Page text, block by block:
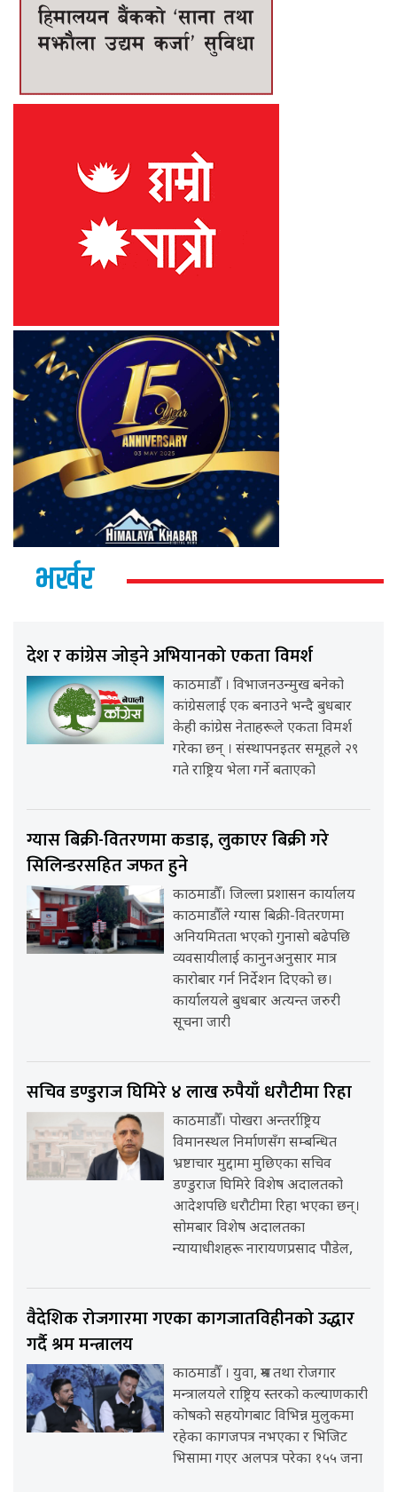
भर्खर
देश र कांग्रेस जोड्ने अभियानको एकता विमर्श
काठमाडौँ । विभाजनउन्मुख बनेको
कांग्रेसलाई एक बनाउने भन्दै बुधबार
केही कांग्रेस नेताहरूले एकता विमर्श
गरेका छन् । संस्थापनइतर समूहले २९
गते राष्ट्रिय भेला गर्ने बताएको
ग्यास बिक्री-वितरणमा कडाइ, लुकाएर बिक्री गरे
सिलिन्डरसहित जफत हुने
काठमाडौँ। जिल्ला प्रशासन कार्यालय
काठमाडौँले ग्यास बिक्री-वितरणमा
अनियमितता भएको गुनासो बढेपछि
व्यवसायीलाई कानुनअनुसार मात्र
कारोबार गर्न निर्देशन दिएको छ।
कार्यालयले बुधबार अत्यन्त जरुरी
सूचना जारी
सचिव डण्डुराज घिमिरे ४ लाख रुपैयाँ धरौटीमा रिहा
काठमाडौँ। पोखरा अन्तर्राष्ट्रिय
विमानस्थल निर्माणसँग सम्बन्धित
भ्रष्टाचार मुद्दामा मुछिएका सचिव
डण्डुराज घिमिरे विशेष अदालतको
आदेशपछि धरौटीमा रिहा भएका छन्।
सोमबार विशेष अदालतका
न्यायाधीशहरू नारायणप्रसाद पौडेल,
वैदेशिक रोजगारमा गएका कागजातविहीनको उद्धार
गर्दै श्रम मन्त्रालय
काठमाडौँ । युवा, श्रम तथा रोजगार
मन्त्रालयले राष्ट्रिय स्तरको कल्याणकारी
कोषको सहयोगबाट विभिन्न मुलुकमा
रहेका कागजपत्र नभएका र भिजिट
भिसामा गएर अलपत्र परेका १५५ जना